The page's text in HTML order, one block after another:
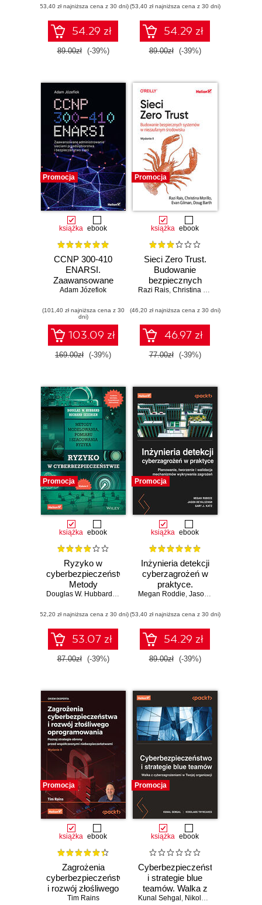
systemie Windows
(53,40 zł najniższa cena z 30 dni)
54.29 zł
89.00zł (-39%)
jak działa malware
i jak ta wiedza
pomaga we
wzmacnianiu
cyberbezpieczeństwa
(53,40 zł najniższa cena z 30 dni)
54.29 zł
89.00zł (-39%)
Promocja
książka ebook
CCNP 300-410
ENARSI.
Zaawansowane
administrowanie
przedsiębiorstwa i
bezpieczeństwo
sieci
Adam Józefiok
(101,40 zł najniższa cena z 30
dni)
103.09 zł
169.00zł (-39%)
Promocja
książka ebook
Sieci Zero Trust.
Budowanie
bezpiecznych
systemów w
środowisku.
Wydanie II
Razi Rais, Christina Morillo
(46,20 zł najniższa cena z 30 dni)
46.97 zł
77.00zł (-39%)
Promocja
książka ebook
Ryzyko w
cyberbezpieczeństwie.
Metody
modelowania,
szacowania
ryzyka. Wydanie II
Douglas W. Hubbard
,Richard Seiersen
(52,20 zł najniższa cena z 30 dni)
53.07 zł
87.00zł (-39%)
Promocja
książka ebook
Inżynieria detekcji
cyberzagrożeń w
praktyce.
Planowanie,
walidacja
mechanizmów
wykrywania
zagrożeń
Megan Roddie, Jason Deyalsingh
(53,40 zł najniższa cena z 30 dni)
54.29 zł
89.00zł (-39%)
Promocja
książka ebook
Zagrożenia
cyberbezpieczeństwa
i rozwój złośliwego
oprogramowania.
Tim Rains
Promocja
książka ebook
Cyberbezpieczeństwo
i strategie blue
teamów. Walka z
cyberzagrożeniami
Kunal Sehgal , Nikolaos Thymianis